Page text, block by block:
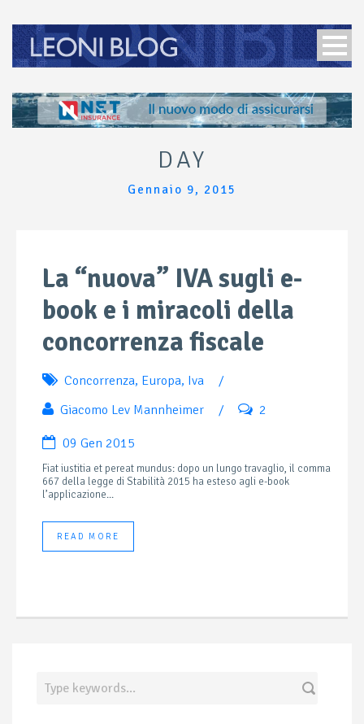
DAY
Gennaio 9, 2015
La “nuova” IVA sugli e-
book e i miracoli della
concorrenza fiscale
Concorrenza, Europa, Iva
/
Giacomo Lev Mannheimer
/ 2
09 Gen 2015
Fiat iustitia et pereat mundus: dopo un lungo travaglio, il comma
667 della legge di Stabilità 2015 ha esteso agli e-book
l’applicazione...
READ MORE